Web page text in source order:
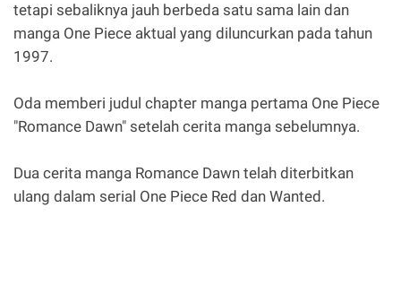
tetapi sebaliknya jauh berbeda satu sama lain dan
manga One Piece aktual yang diluncurkan pada tahun
1997.
Oda memberi judul chapter manga pertama One Piece
"Romance Dawn" setelah cerita manga sebelumnya.
Dua cerita manga Romance Dawn telah diterbitkan
ulang dalam serial One Piece Red dan Wanted.